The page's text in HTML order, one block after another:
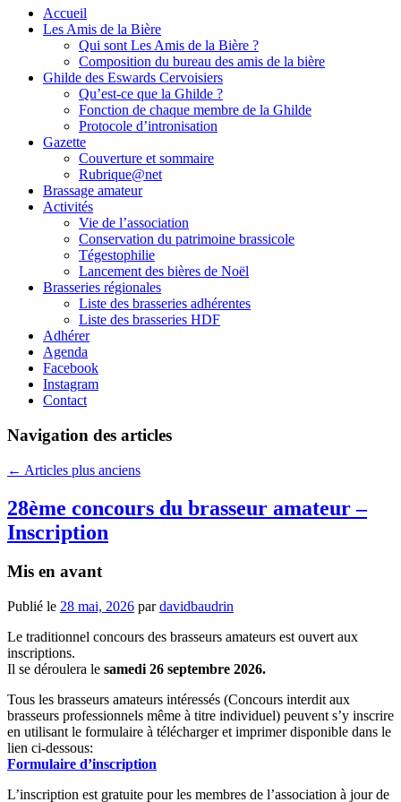
Accueil
Les Amis de la Bière
Qui sont Les Amis de la Bière ?
Composition du bureau des amis de la bière
Ghilde des Eswards Cervoisiers
Qu’est-ce que la Ghilde ?
Fonction de chaque membre de la Ghilde
Protocole d’intronisation
Gazette
Couverture et sommaire
Rubrique@net
Brassage amateur
Activités
Vie de l’association
Conservation du patrimoine brassicole
Tégestophilie
Lancement des bières de Noël
Brasseries régionales
Liste des brasseries adhérentes
Liste des brasseries HDF
Adhérer
Agenda
Facebook
Instagram
Contact
Navigation des articles
← Articles plus anciens
28ème concours du brasseur amateur –
Inscription
Mis en avant
Publié le 28 mai, 2026 pardavidbaudrin
Le traditionnel concours des brasseurs amateurs est ouvert aux
inscriptions.
Il se déroulera le samedi 26 septembre 2026.
Tous les brasseurs amateurs intéressés (Concours interdit aux
brasseurs professionnels même à titre individuel) peuvent s’y inscrire
en utilisant le formulaire à télécharger et imprimer disponible dans le
lien ci-dessous:
Formulaire d’inscription
L’inscription est gratuite pour les membres de l’association à jour de